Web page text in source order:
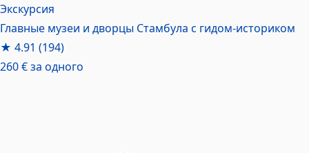
Экскурсия
Главные музеи и дворцы Стамбула с гидом-историком
★ 4.91 (194)
260 €за одного